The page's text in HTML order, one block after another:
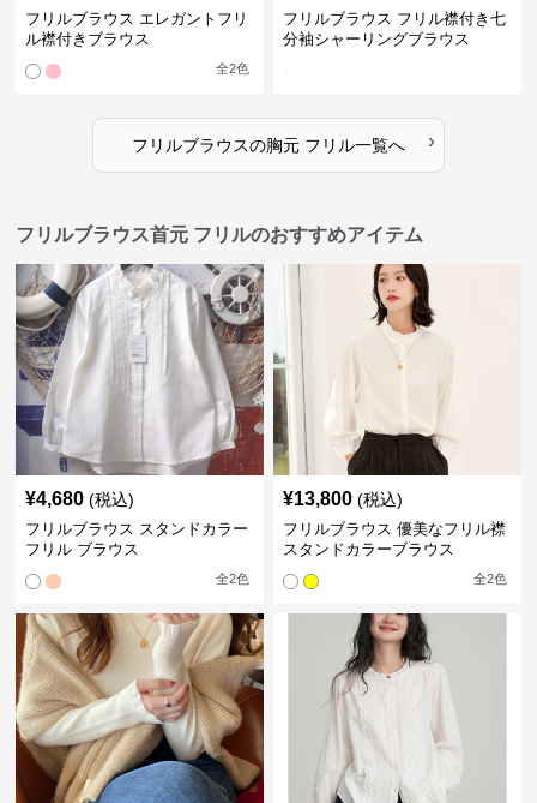
フリルブラウス エレガントフリ
ル襟付きブラウス
全2色
フリルブラウス フリル襟付き七
分袖シャーリングブラウス
フリルブラウスの胸元 フリル一覧へ ›
フリルブラウス首元 フリルのおすすめアイテム
¥4,680 (税込)
フリルブラウス スタンドカラー
フリル ブラウス
全2色
¥13,800 (税込)
フリルブラウス 優美なフリル襟
スタンドカラーブラウス
全2色